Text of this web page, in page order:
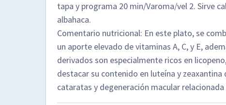
tapa y programa 20 min/Varoma/vel 2. Sirve
albahaca.
Comentario nutricional: En este plato, se
un aporte elevado de vitaminas A, C, y E,
derivados son especialmente ricos en
destacar su contenido en luteína y zeaxantina
cataratas y degeneración macular